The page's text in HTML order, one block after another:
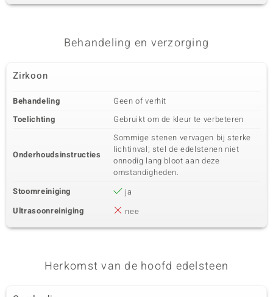
Behandeling en verzorging
Zirkoon
Behandeling
Geen of verhit
Toelichting
Gebruikt om de kleur te verbeteren
Onderhoudsinstructies
Sommige stenen vervagen bij sterke
lichtinval; stel de edelstenen niet
onnodig lang bloot aan deze
omstandigheden.
Stoomreiniging
ja
Ultrasoonreiniging
nee
Herkomst van de hoofd edelsteen